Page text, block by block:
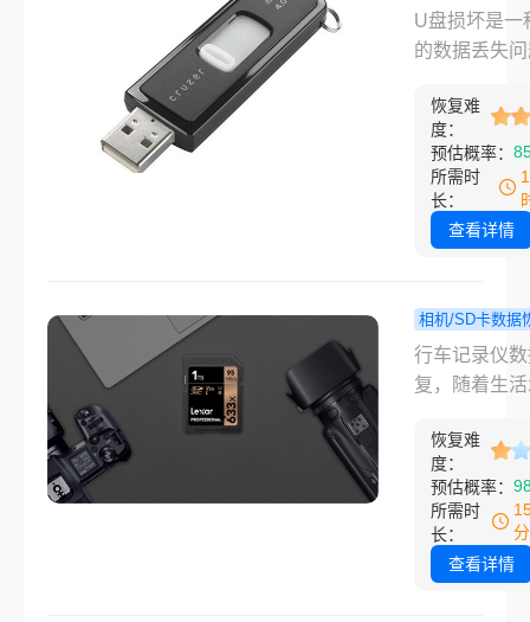
个维度，详
硬盘数据怎
不同场景与
度，帮你安
效找回丢失
病毒攻击导
动格式化等
常常让用户
据丢失的恐
损坏怎么恢
件？建议尝
U盘损坏是一
的数据丢失
可能会导致
法读取、复
除。本文将
损坏怎么恢
的方法，帮
恢复难
度：
预估概率：
所需时
长：
查看详情
相机/SD卡数据
程 行车记录
存卡被删除
教程来了
行车记录仪
复，随着生
数码相机的
来越多，数
拍的照片一
储在SD卡中
我们一不小
恢复难
度：
预估概率：
所需时
长：
查看详情